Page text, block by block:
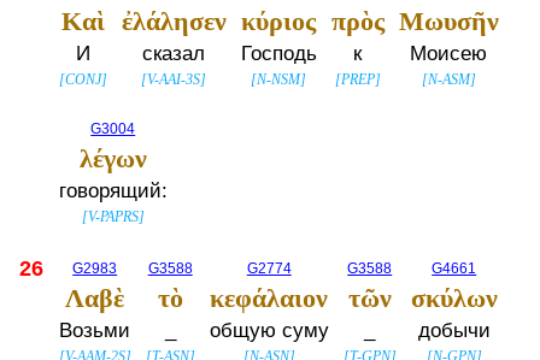
Καὶ
И
[CONJ]
ἐλάλησεν
сказал
[V-AAI-3S]
κύριος
Господь
[N-NSM]
πρὸς
к
[PREP]
Μωυσῆν
Моисею
[N-ASM]
G3004
λέγων
говорящий:
[V-PAPRS]
26 G2983
Λαβὲ
Возьми
[V-AAM-2S]
G3588
τὸ
[T-ASN]
G2774
κεφάλαιον
общую суму
[N-ASN]
G3588
τῶν
[T-GPN]
G4661
σκύλων
добычи
[N-GPN]